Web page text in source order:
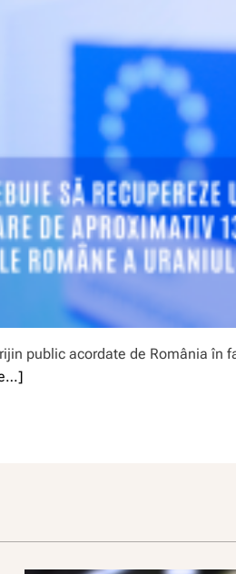
public acordate de România în